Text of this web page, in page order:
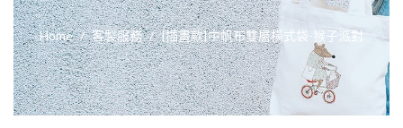
Home 客製服務 |插畫款|中帆布雙層橫式袋-猴子派對